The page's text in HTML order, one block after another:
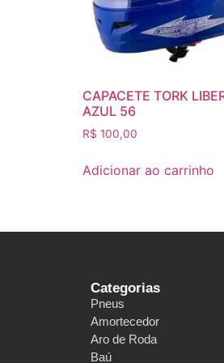
CAPACETE TORK
AZUL 56
R$ 100,00
Adicionar ao carrinho
Categorias
Pneus
Amortecedor
Aro de Roda
Baú